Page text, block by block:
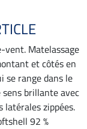
vent. Matelassage
et côtés en
se range dans le
sens brillante avec
zippées.
92 %